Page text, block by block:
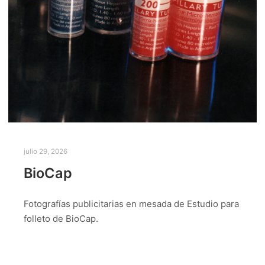
julio 29, 2026
BioCap
Fotografías publicitarias en mesada de Estudio para
folleto de BioCap.